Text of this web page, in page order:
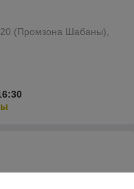
(Промзона Шабаны),